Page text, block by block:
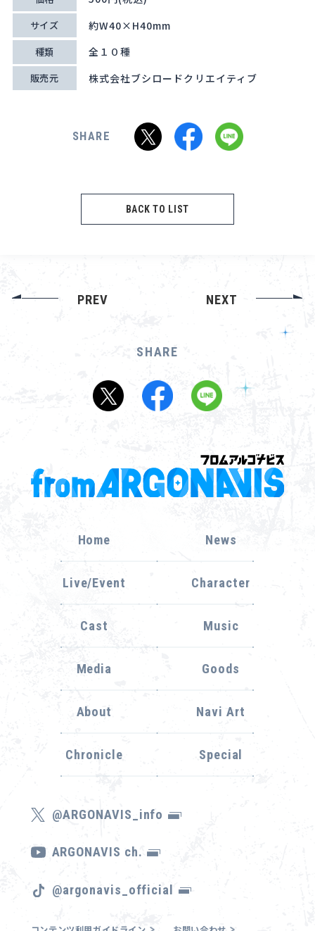
サイズ 約W40×H40mm
種類 全１０種
販売元 株式会社ブシロードクリエイティブ
SHARE
BACK TO LIST
PREV NEXT
Home News
Live/Event Character
Cast Music
Media Goods
About Navi Art
Chronicle Special
@ARGONAVIS_info
ARGONAVIS ch.
@argonavis_official
SHARE